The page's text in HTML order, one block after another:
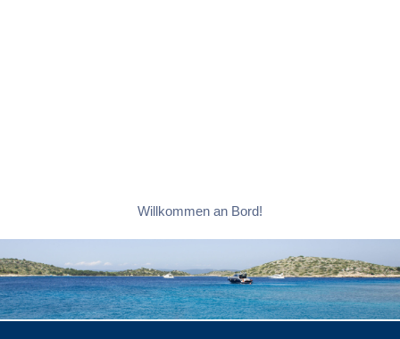
Willkommen an Bord!